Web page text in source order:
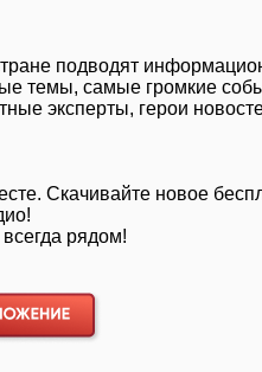
подводят
темы, самые громкие
эксперты, герои
Скачивайте новое
рядом!